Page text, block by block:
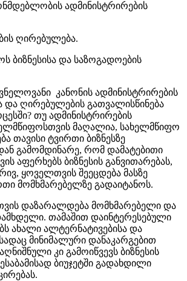
ადმინისტრირების
ღირებულება.
ბიზნესისა და საზოგადოების
კანონის ადმინისტრირების
და ღირებულების გათვალისწინება
თუ ადმინისტრირების
მაღალია, სახელმწიფო
თავისი ტვირთი ბიზნესზე
გამომდინარე, რომ დამატებითი
აფერხებს ბიზნესის განვითარებას,
ყოველთვის შეეცდება მასზე
მომხმარებელზე გადაიტანოს.
დაზარალდება მომხმარებელი და
თამაშით დაინტერესებული
ახალი ალტერნატივებისა და
სადაც მინიმალური დანაკარგებით
კი გამოიწვევს ბიზნესის
ბიუჯეტში გადახდილი